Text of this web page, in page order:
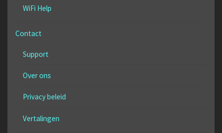
WiFi Help
Contact
Support
Over ons
Privacy beleid
Vertalingen